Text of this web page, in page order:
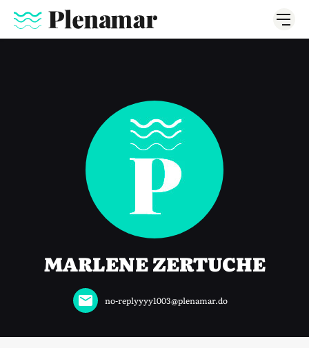
MARLENE ZERTUCHE
no-replyyyy1003@plenamar.do